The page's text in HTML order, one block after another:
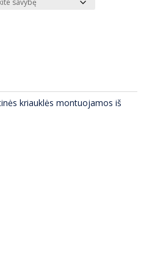
kriauklės montuojamos iš